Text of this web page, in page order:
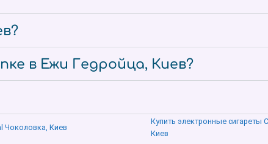
в Ежи Гедройца, Киев?
Чоколовка, Киев
Купить электронные сигареты
Киев